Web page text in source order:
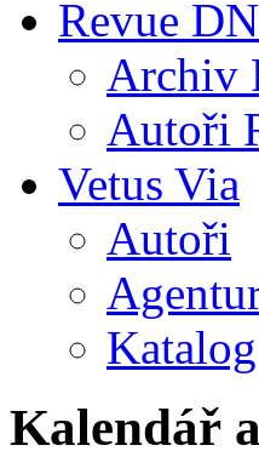
Revue
Archiv
Autoři
Vetus Via
Autoři
Katalog
Kalendář